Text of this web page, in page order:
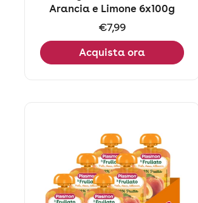
Arancia e Limone 6x100g
Prezzo:
€7,99
Acquista ora